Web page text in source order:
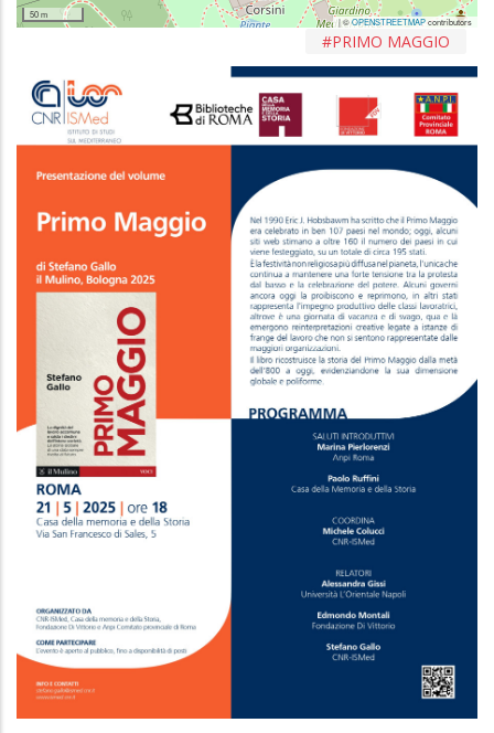
50 m
| ©OPENSTREETMAPcontributors
PRIMO MAGGIO